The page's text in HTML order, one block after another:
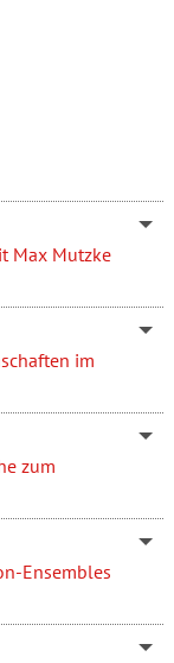
Max Mutzke
im
zum
Ensembles